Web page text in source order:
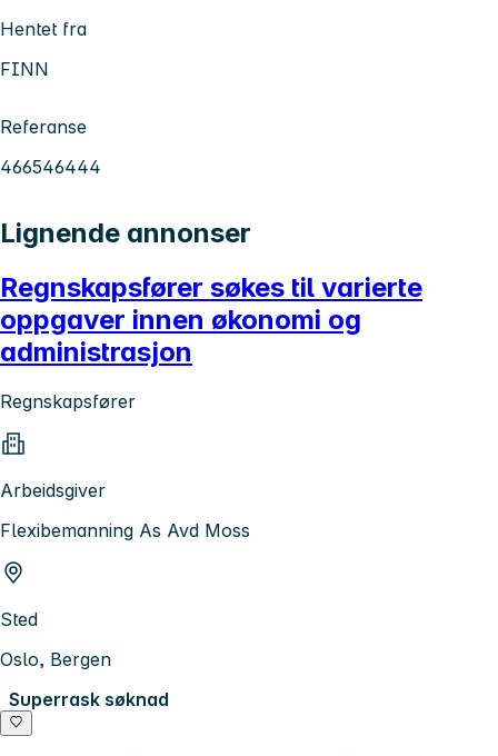
Hentet fra
FINN
Referanse
466546444
Lignende annonser
Regnskapsfører søkes til varierte
oppgaver innen økonomi og
administrasjon
Regnskapsfører
Arbeidsgiver
Flexibemanning As Avd Moss
Sted
Oslo, Bergen
Superrask søknad